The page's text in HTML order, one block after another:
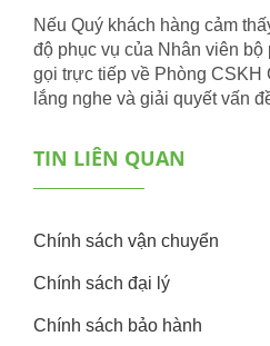
Nếu Quý khách hàng cảm
độ phục vụ của Nhân viên bộ
gọi trực tiếp về Phòng CSKH
lắng nghe và giải quyết vấn
TIN LIÊN QUAN
Chính sách vận chuyển
Chính sách đại lý
Chính sách bảo hành